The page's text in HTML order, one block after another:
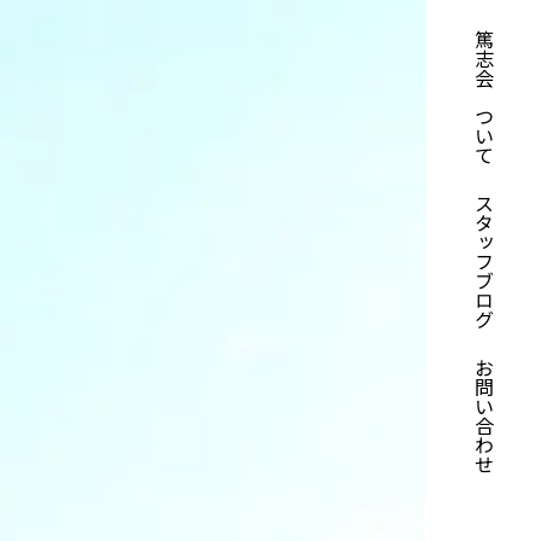
篤志会について
スタッフブログ
お問い合わせ